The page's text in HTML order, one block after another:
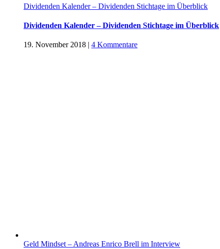
Dividenden Kalender – Dividenden Stichtage im Überblick
Dividenden Kalender – Dividenden Stichtage im Überblick
19. November 2018 | 4 Kommentare
Geld Mindset – Andreas Enrico Brell im Interview